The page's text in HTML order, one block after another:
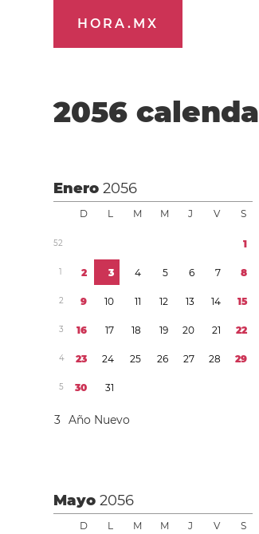
HORA.MX
2056
Enero2056
D L M M J V S
52 1
1 2 3 4 5 6 7 8
2 9 10 11 12 13 14 15
3 16 17 18 19 20 21 22
4 23 24 25 26 27 28 29
5 30 31
3 Año Nuevo
Mayo2056
D L M M J V S